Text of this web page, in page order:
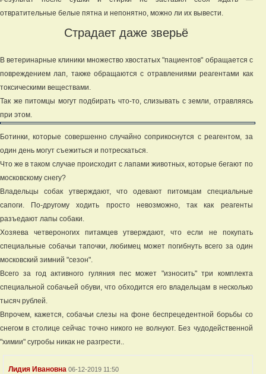
отвратительные белые пятна и непонятно, можно ли их вывести.
Страдает даже зверьё
В ветеринарные клиники множество хвостатых "пациентов" обращается с
повреждением лап, также обращаются с отравлениями реагентами как
токсическими веществами.
Так же питомцы могут подбирать что-то, слизывать с земли, отравляясь
при этом.
Ботинки, которые совершенно случайно соприкоснутся с реагентом, за
один день могут съежиться и потрескаться.
Что же в таком случае происходит с лапами животных, которые бегают по
московскому снегу?
Владельцы собак утверждают, что одевают питомцам специальные
сапоги. По-другому ходить просто невозможно, так как реагенты
разъедают лапы собаки.
Хозяева четвероногих питамцев утверждают, что если не покупать
специальные собачьи тапочки, любимец может погибнуть всего за один
московский зимний "сезон".
Всего за год активного гуляния пес может "износить" три комплекта
специальной собачьей обуви, что обходится его владельцам в несколько
тысяч рублей.
Впрочем, кажется, собачьи слезы на фоне беспрецедентной борьбы со
снегом в столице сейчас точно никого не волнуют. Без чудодейственной
"химии" сугробы никак не разгрести..
Лидия Ивановна 06-12-2019 11:50